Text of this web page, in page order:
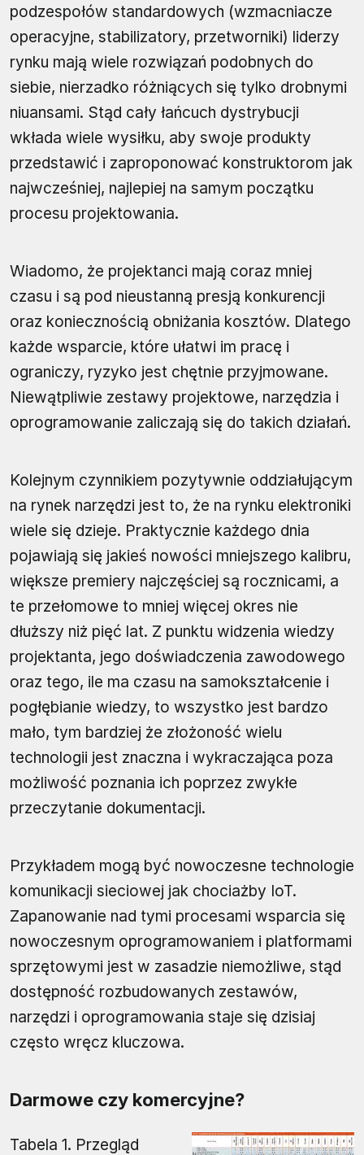
podzespołów standardowych (wzmacniacze
operacyjne, stabilizatory, przetworniki) liderzy
rynku mają wiele rozwiązań podobnych do
siebie, nierzadko różniących się tylko drobnymi
niuansami. Stąd cały łańcuch dystrybucji
wkłada wiele wysiłku, aby swoje produkty
przedstawić i zaproponować konstruktorom jak
najwcześniej, najlepiej na samym początku
procesu projektowania.
Wiadomo, że projektanci mają coraz mniej
czasu i są pod nieustanną presją konkurencji
oraz koniecznością obniżania kosztów. Dlatego
każde wsparcie, które ułatwi im pracę i
ograniczy, ryzyko jest chętnie przyjmowane.
Niewątpliwie zestawy projektowe, narzędzia i
oprogramowanie zaliczają się do takich działań.
Kolejnym czynnikiem pozytywnie oddziałującym
na rynek narzędzi jest to, że na rynku elektroniki
wiele się dzieje. Praktycznie każdego dnia
pojawiają się jakieś nowości mniejszego kalibru,
większe premiery najczęściej są rocznicami, a
te przełomowe to mniej więcej okres nie
dłuższy niż pięć lat. Z punktu widzenia wiedzy
projektanta, jego doświadczenia zawodowego
oraz tego, ile ma czasu na samokształcenie i
pogłębianie wiedzy, to wszystko jest bardzo
mało, tym bardziej że złożoność wielu
technologii jest znaczna i wykraczająca poza
możliwość poznania ich poprzez zwykłe
przeczytanie dokumentacji.
Przykładem mogą być nowoczesne technologie
komunikacji sieciowej jak chociażby IoT.
Zapanowanie nad tymi procesami wsparcia się
nowoczesnym oprogramowaniem i platformami
sprzętowymi jest w zasadzie niemożliwe, stąd
dostępność rozbudowanych zestawów,
narzędzi i oprogramowania staje się dzisiaj
często wręcz kluczowa.
Darmowe czy komercyjne?
Tabela 1. Przegląd